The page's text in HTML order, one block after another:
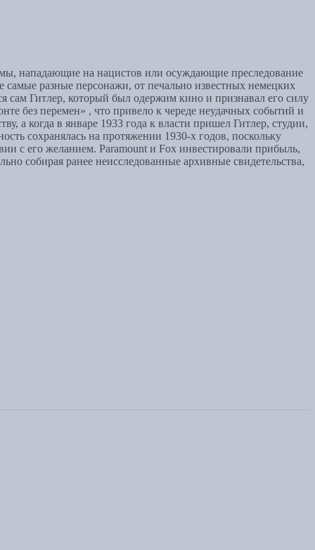
нападающие на нацистов или осуждающие преследование
самые разные персонажи, от печально известных немецких
сам Гитлер, который был одержим кино и признавал его силу
без перемен» , что привело к череде неудачных событий и
а когда в январе 1933 года к власти пришел Гитлер, студии,
сохранялась на протяжении 1930-х годов, поскольку
с его желанием. Paramount и Fox инвестировали прибыль,
собирая ранее неисследованные архивные свидетельства,